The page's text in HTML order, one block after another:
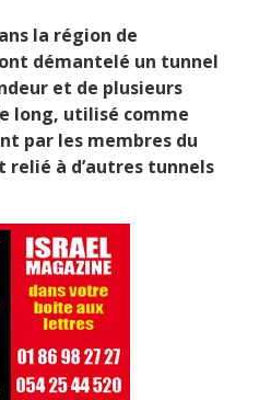
la région de
démantelé un tunnel
et de plusieurs
long, utilisé comme
par les membres du
relié à d’autres tunnels